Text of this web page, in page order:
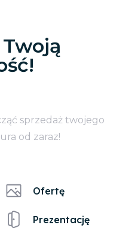
sprzedaż twojego
od zaraz!
Ofertę
Prezentację